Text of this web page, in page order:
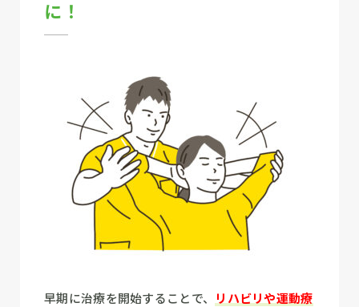
に！
早期に治療を開始することで、
リハビリや運動療